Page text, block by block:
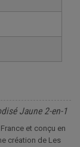
Jaune 2-en-1
et conçu en
création de Les